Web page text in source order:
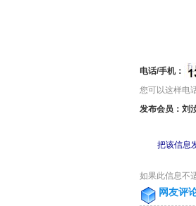
电话/手机：
您可以这样电
发布会员：刘
把该信息
如果此信息不
网友评